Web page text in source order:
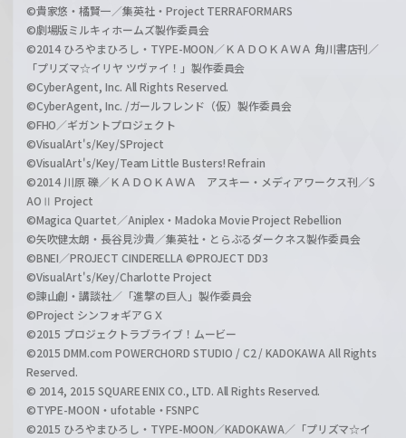
©貴家悠・橘賢一／集英社・Project TERRAFORMARS
©劇場版ミルキィホームズ製作委員会
©2014 ひろやまひろし・TYPE-MOON／ＫＡＤＯＫＡＷＡ 角川書店刊／
「プリズマ☆イリヤ ツヴァイ！」製作委員会
©CyberAgent, Inc. All Rights Reserved.
©CyberAgent, Inc. /ガールフレンド（仮）製作委員会
©FHO／ギガントプロジェクト
©VisualArt's/Key/SProject
©VisualArt's/Key/Team Little Busters! Refrain
©2014 川原 礫／ＫＡＤＯＫＡＷＡ アスキー・メディアワークス刊／S
AOⅡ Project
©Magica Quartet／Aniplex・Madoka Movie Project Rebellion
©矢吹健太朗・長谷見沙貴／集英社・とらぶるダークネス製作委員会
©BNEI／PROJECT CINDERELLA ©PROJECT DD3
©VisualArt's/Key/Charlotte Project
©諫山創・講談社／「進撃の巨人」製作委員会
©Project シンフォギアＧＸ
©2015 プロジェクトラブライブ！ムービー
©2015 DMM.com POWERCHORD STUDIO / C2 / KADOKAWA All Rights
Reserved.
© 2014, 2015 SQUARE ENIX CO., LTD. All Rights Reserved.
©TYPE-MOON・ufotable・FSNPC
©2015 ひろやまひろし・TYPE-MOON／KADOKAWA／「プリズマ☆イ